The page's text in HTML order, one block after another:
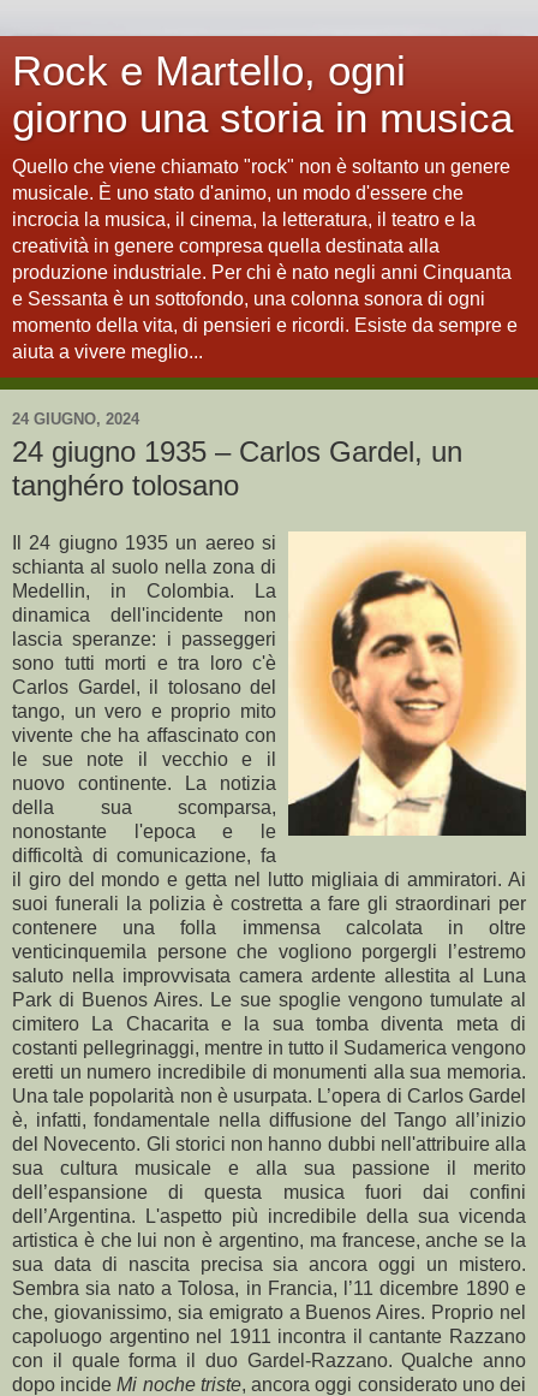
Rock e Martello, ogni
giorno una storia in musica
Quello che viene chiamato "rock" non è soltanto un genere
musicale. È uno stato d'animo, un modo d'essere che
incrocia la musica, il cinema, la letteratura, il teatro e la
creatività in genere compresa quella destinata alla
produzione industriale. Per chi è nato negli anni Cinquanta
e Sessanta è un sottofondo, una colonna sonora di ogni
momento della vita, di pensieri e ricordi. Esiste da sempre e
aiuta a vivere meglio...
24 GIUGNO, 2024
24 giugno 1935 – Carlos Gardel, un
tanghéro tolosano
Il 24 giugno 1935 un aereo si
schianta al suolo nella zona di
Medellin, in Colombia. La
dinamica dell'incidente non
lascia speranze: i passeggeri
sono tutti morti e tra loro c'è
Carlos Gardel, il tolosano del
tango, un vero e proprio mito
vivente che ha affascinato con
le sue note il vecchio e il
nuovo continente. La notizia
della sua scomparsa,
nonostante l'epoca e le
difficoltà di comunicazione, fa
il giro del mondo e getta nel lutto migliaia di ammiratori. Ai
suoi funerali la polizia è costretta a fare gli straordinari per
contenere una folla immensa calcolata in oltre
venticinquemila persone che vogliono porgergli l’estremo
saluto nella improvvisata camera ardente allestita al Luna
Park di Buenos Aires. Le sue spoglie vengono tumulate al
cimitero La Chacarita e la sua tomba diventa meta di
costanti pellegrinaggi, mentre in tutto il Sudamerica vengono
eretti un numero incredibile di monumenti alla sua memoria.
Una tale popolarità non è usurpata. L’opera di Carlos Gardel
è, infatti, fondamentale nella diffusione del Tango all’inizio
del Novecento. Gli storici non hanno dubbi nell'attribuire alla
sua cultura musicale e alla sua passione il merito
dell’espansione di questa musica fuori dai confini
dell’Argentina. L'aspetto più incredibile della sua vicenda
artistica è che lui non è argentino, ma francese, anche se la
sua data di nascita precisa sia ancora oggi un mistero.
Sembra sia nato a Tolosa, in Francia, l’11 dicembre 1890 e
che, giovanissimo, sia emigrato a Buenos Aires. Proprio nel
capoluogo argentino nel 1911 incontra il cantante Razzano
con il quale forma il duo Gardel-Razzano. Qualche anno
dopo incideMi noche triste, ancora oggi considerato uno dei